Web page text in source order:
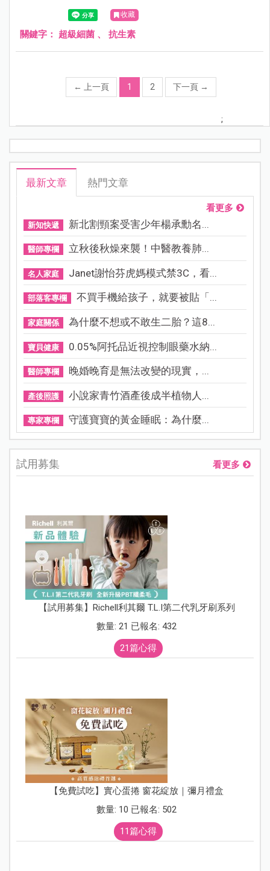
收藏
關鍵字： 超級細菌 、 抗生素
← 上一頁 1 2 下一頁 →
;
最新文章 熱門文章
看更多
新知快遞 新北割頸案受害少年楊承勳名...
醫師專欄 立秋後秋燥來襲！中醫教養肺...
名人家庭 Janet謝怡芬虎媽模式禁3C，看...
部落客專欄 不買手機給孩子，就要被貼「...
家庭關係 為什麼不想或不敢生二胎？這8...
寶貝健康 0.05%阿托品近視控制眼藥水納...
醫師專欄 晚婚晚育是無法改變的現實，...
產後照護 小說家青竹酒產後成半植物人...
專家專欄 守護寶寶的黃金睡眠：為什麼...
試用募集 看更多
【試用募集】Richell利其爾 T.L.I第二代乳牙刷系列
數量: 21 已報名: 432
21篇心得
【免費試吃】實心蛋捲 窗花綻放｜彌月禮盒
數量: 10 已報名: 502
11篇心得